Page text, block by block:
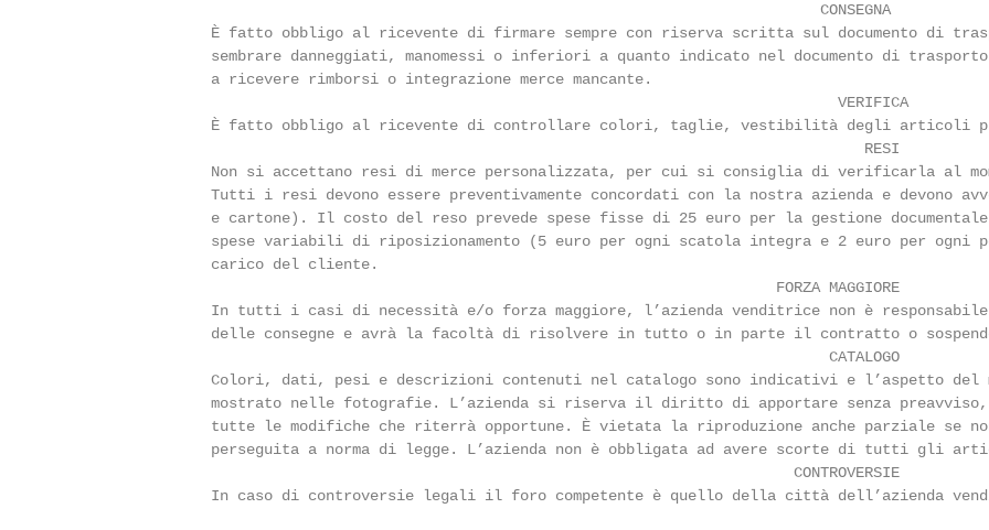
                                                                                        CONSEGNA
È fatto obbligo al ricevente di firmare sempre con riserva scritta sul documento di
sembrare danneggiati, manomessi o inferiori a quanto indicato nel documento di
                   a ricevere rimborsi o integrazione merce mancante.
                                                                                          VERIFICA
È fatto obbligo al ricevente di controllare colori, taglie, vestibilità degli articoli
                                                                                             RESI
Non si accettano resi di merce personalizzata, per cui si consiglia di verificarla al
Tutti i resi devono essere preventivamente concordati con la nostra azienda e devono
e cartone). Il costo del reso prevede spese fisse di 25 euro per la gestione
spese variabili di riposizionamento (5 euro per ogni scatola integra e 2 euro per ogni
                   carico del cliente.
                                                                                   FORZA MAGGIORE
In tutti i casi di necessità e/o forza maggiore, l’azienda venditrice non è
delle consegne e avrà la facoltà di risolvere in tutto o in parte il contratto o
                                                                                         CATALOGO
Colori, dati, pesi e descrizioni contenuti nel catalogo sono indicativi e l’aspetto del
mostrato nelle fotografie. L’azienda si riserva il diritto di apportare senza
tutte le modifiche che riterrà opportune. È vietata la riproduzione anche parziale se
perseguita a norma di legge. L’azienda non è obbligata ad avere scorte di tutti gli
                                                                                     CONTROVERSIE
In caso di controversie legali il foro competente è quello della città dell’azienda